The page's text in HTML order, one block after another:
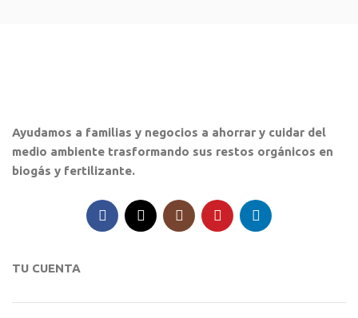
Ayudamos a familias y negocios a ahorrar y cuidar del
medio ambiente trasformando sus restos orgánicos en
biogás y fertilizante.
TU CUENTA